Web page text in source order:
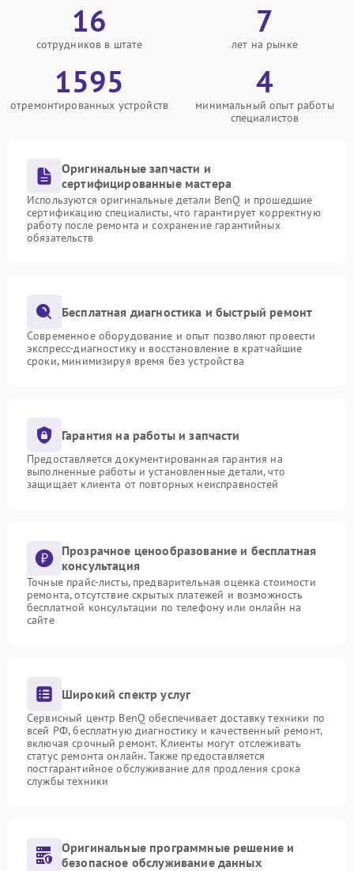
16
сотрудников в штате
7
лет на рынке
1595
отремонтированных устройств
4
минимальный опыт работы
специалистов
Оригинальные запчасти и
сертифицированные мастера
Используются оригинальные детали BenQ и прошедшие
сертификацию специалисты, что гарантирует корректную
работу после ремонта и сохранение гарантийных
обязательств
Бесплатная диагностика и быстрый ремонт
Современное оборудование и опыт позволяют провести
экспресс-диагностику и восстановление в кратчайшие
сроки, минимизируя время без устройства
Гарантия на работы и запчасти
Предоставляется документированная гарантия на
выполненные работы и установленные детали, что
защищает клиента от повторных неисправностей
Прозрачное ценообразование и бесплатная
консультация
Точные прайс-листы, предварительная оценка стоимости
ремонта, отсутствие скрытых платежей и возможность
бесплатной консультации по телефону или онлайн на
сайте
Широкий спектр услуг
Сервисный центр BenQ обеспечивает доставку техники по
всей РФ, бесплатную диагностику и качественный ремонт,
включая срочный ремонт. Клиенты могут отслеживать
статус ремонта онлайн. Также предоставляется
постгарантийное обслуживание для продления срока
службы техники
Оригинальные программные решение и
безопасное обслуживание данных